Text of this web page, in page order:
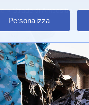
Personalizza
» Strade di Ambositra